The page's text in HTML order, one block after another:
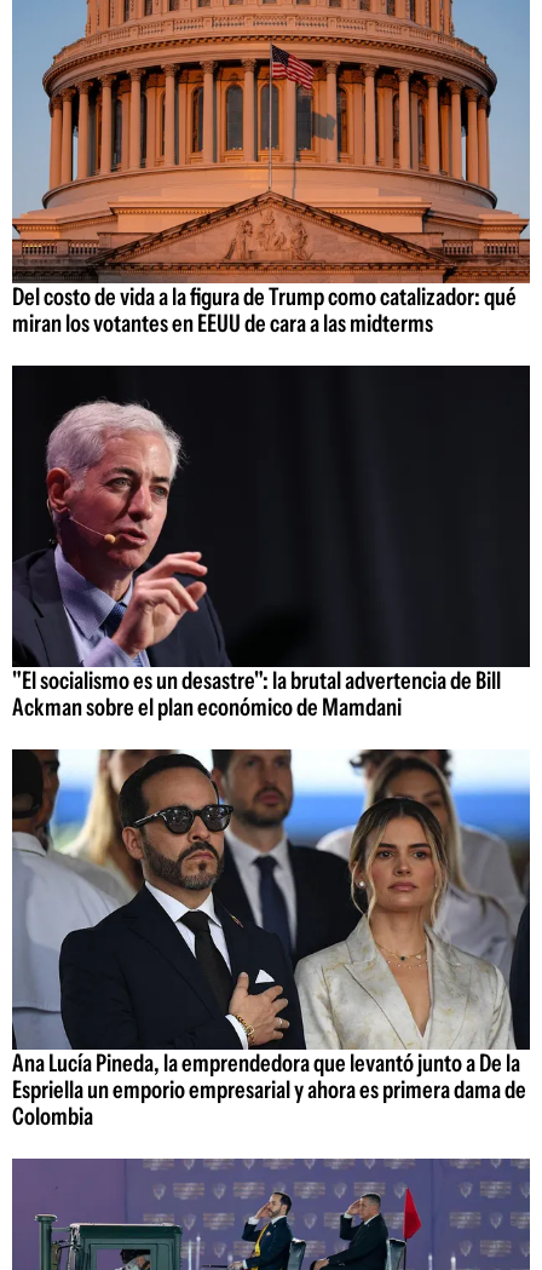
Del costo de vida a la figura de Trump como catalizador: qué
miran los votantes en EEUU de cara a las midterms
"El socialismo es un desastre": la brutal advertencia de Bill
Ackman sobre el plan económico de Mamdani
Ana Lucía Pineda, la emprendedora que levantó junto a De la
Espriella un emporio empresarial y ahora es primera dama de
Colombia